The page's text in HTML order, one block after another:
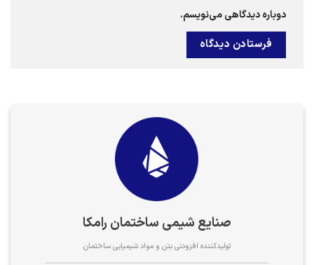
دوباره دیدگاهی می‌نویسم.
صنایع شیمی ساختمان رامکا
تولیدکننده افزودنی بتن و مواد شیمیایی ساختمان